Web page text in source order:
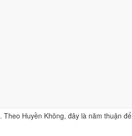
. Theo Huyền Không, đây là năm thuận